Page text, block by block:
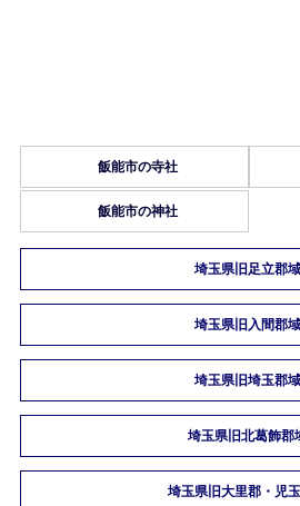
飯能市の寺社
飯能市の神社
埼玉県旧足立郡域
埼玉県旧入間郡域
埼玉県旧埼玉郡域
埼玉県旧北葛飾郡
埼玉県旧大里郡・児